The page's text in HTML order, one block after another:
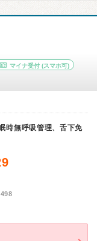
マイナ受付 (スマホ可)
時無呼吸管理、舌下免
498